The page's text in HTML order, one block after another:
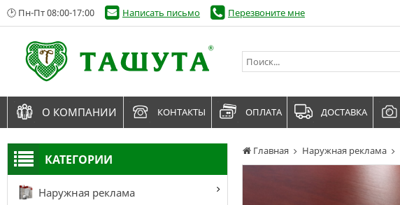
КАТЕГОРИИ
Наружная реклама
Главная Наружная реклама
🕑 Пн-Пт 08:00-17:00 Написать письмо Перезвоните мне
О КОМПАНИИ КОНТАКТЫ ОПЛАТА ДОСТАВКА